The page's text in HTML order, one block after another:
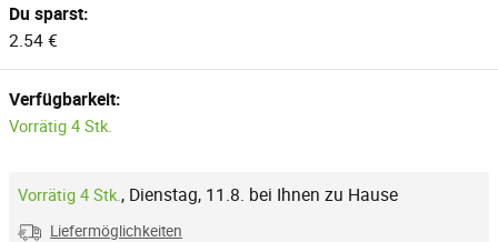
Du sparst:
2.54 €
Verfügbarkeit:
Vorrätig 4 Stk.
Vorrätig 4 Stk., Dienstag, 11.8. bei Ihnen zu Hause
Liefermöglichkeiten